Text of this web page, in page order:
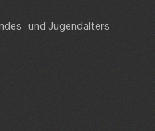
und Jugendalters